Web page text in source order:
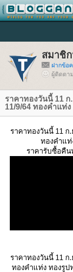
สมาชิก
ฝากข้อ
ผู้ติดตา
ราคาทองวันนี้ 11
11/9/64 ทองคำแท่
ราคาทองวันนี้ 11 ก
ทองคำแท่
ราคารับซื้อคื
ราคาทองวันนี้ 11 ก
ทองคำแท่ง ทองรูป